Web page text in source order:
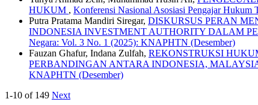
HUKUM , Konferensi Nasional Asosiasi Pengajar
Putra Pratama Mandiri Siregar, DISKURSUS PERAN
INDONESIA INVESTMENT AUTHORITY DALAM
Negara: Vol. 3 No. 1 (2025): KNAPHTN (Desember)
Fauzan Ghafur, Indana Zulfah, REKONSTRUKSI
PERBANDINGAN ANTARA INDONESIA,
KNAPHTN (Desember)
1-10 of 149 Next